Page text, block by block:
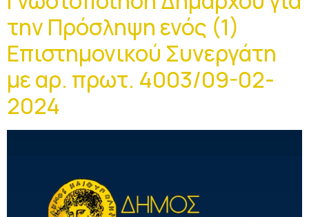
την Πρόσληψη ενός (1)
Επιστημονικού Συνεργάτη
με αρ. πρωτ. 4003/09-02-
2024